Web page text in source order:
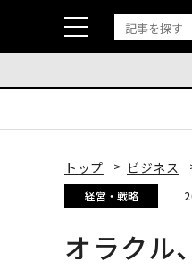
トップ ビジネス
経営・戦略
オラクル